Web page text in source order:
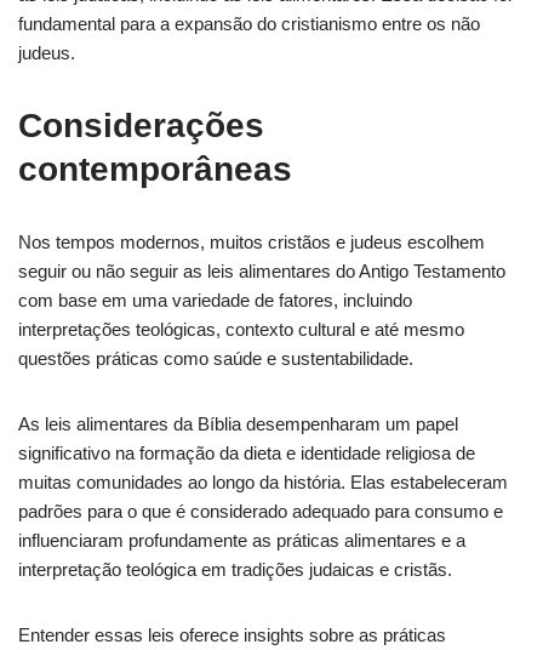
fundamental para a expansão do cristianismo entre os não
judeus.
Considerações
contemporâneas
Nos tempos modernos, muitos cristãos e judeus escolhem
seguir ou não seguir as leis alimentares do Antigo Testamento
com base em uma variedade de fatores, incluindo
interpretações teológicas, contexto cultural e até mesmo
questões práticas como saúde e sustentabilidade.
As leis alimentares da Bíblia desempenharam um papel
significativo na formação da dieta e identidade religiosa de
muitas comunidades ao longo da história. Elas estabeleceram
padrões para o que é considerado adequado para consumo e
influenciaram profundamente as práticas alimentares e a
interpretação teológica em tradições judaicas e cristãs.
Entender essas leis oferece insights sobre as práticas